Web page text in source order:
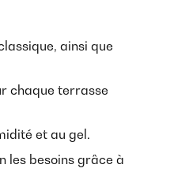
ainsi que
chaque terrasse
et au gel.
les besoins grâce à